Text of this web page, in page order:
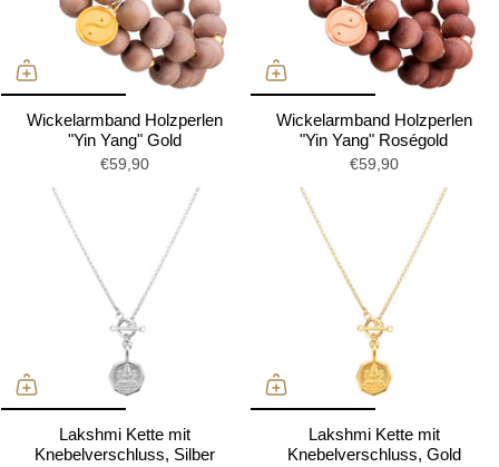
Wickelarmband Holzperlen
"Yin Yang" Gold
€59,90
Wickelarmband Holzperlen
"Yin Yang" Roségold
€59,90
Lakshmi Kette mit
Knebelverschluss, Silber
Lakshmi Kette mit
Knebelverschluss, Gold